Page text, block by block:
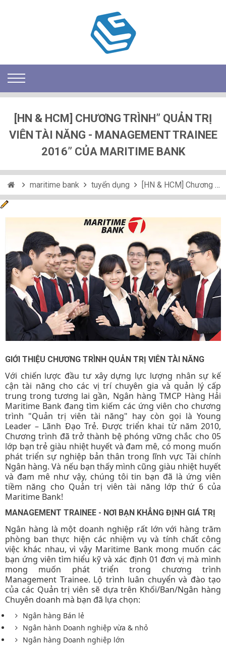
[HN & HCM] CHƯƠNG TRÌNH” QUẢN TRỊ
VIÊN TÀI NĂNG - MANAGEMENT TRAINEE
2016” CỦA MARITIME BANK
maritime bank tuyển dụng [HN & HCM] Chương Trình” Quản Trị Viên Tài Năng - Management Trainee 2016” Của Maritime Bank
GIỚI THIỆU CHƯƠNG TRÌNH QUẢN TRỊ VIÊN TÀI NĂNG
Với chiến lược đầu tư xây dựng lực lượng nhân sự kế
cận tài năng cho các vị trí chuyên gia và quản lý cấp
trung trong tương lai gần, Ngân hàng TMCP Hàng Hải
Maritime Bank đang tìm kiếm các ứng viên cho chương
trình "Quản trị viên tài năng" hay còn gọi là Young
Leader – Lãnh Đạo Trẻ. Được triển khai từ năm 2010,
Chương trình đã trở thành bệ phóng vững chắc cho 05
lớp bạn trẻ giàu nhiệt huyết và đam mê, có mong muốn
phát triển sự nghiệp bản thân trong lĩnh vực Tài chính
Ngân hàng. Và nếu bạn thấy mình cũng giàu nhiệt huyết
và đam mê như vậy, chúng tôi tin bạn đã là ứng viên
tiềm năng cho Quản trị viên tài năng lớp thứ 6 của
Maritime Bank!
MANAGEMENT TRAINEE - NƠI BẠN KHẲNG ĐỊNH GIÁ TRỊ
Ngân hàng là một doanh nghiệp rất lớn với hàng trăm
phòng ban thực hiện các nhiệm vụ và tính chất công
việc khác nhau, vì vậy Maritime Bank mong muốn các
bạn ứng viên tìm hiểu kỹ và xác định 01 đơn vị mà mình
mong muốn phát triển trong chương trình
Management Trainee. Lộ trình luân chuyển và đào tạo
của các Quản trị viên sẽ dựa trên Khối/Ban/Ngân hàng
Chuyên doanh mà bạn đã lựa chọn:
Ngân hàng Bán lẻ
Ngân hành Doanh nghiệp vừa & nhỏ
Ngân hàng Doanh nghiệp lớn